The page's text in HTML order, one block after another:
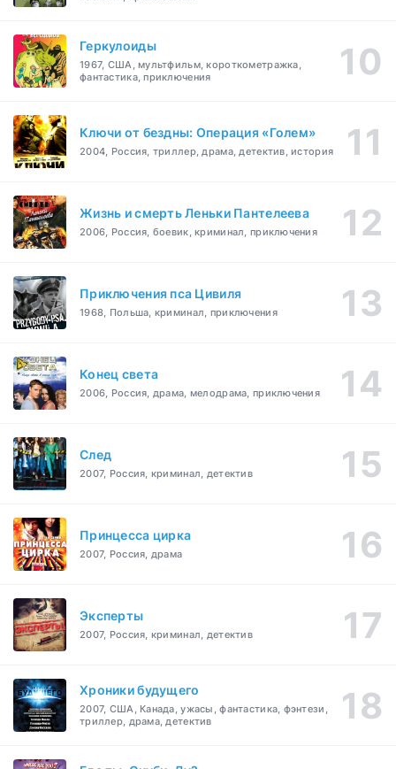
Геркулоиды
1967, США, мультфильм, короткометражка,
фантастика, приключения
Ключи от бездны: Операция «Голем»
2004, Россия, триллер, драма, детектив, история
Жизнь и смерть Леньки Пантелеева
2006, Россия, боевик, криминал, приключения
Приключения пса Цивиля
1968, Польша, криминал, приключения
Конец света
2006, Россия, драма, мелодрама, приключения
След
2007, Россия, криминал, детектив
Принцесса цирка
2007, Россия, драма
Эксперты
2007, Россия, криминал, детектив
Хроники будущего
2007, США, Канада, ужасы, фантастика, фэнтези,
триллер, драма, детектив